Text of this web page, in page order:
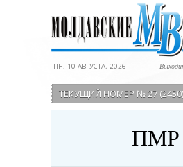
ПН, 10 АВГУСТА, 2026
ТЕКУЩИЙ НОМЕР № 27 (2450)
ПМР